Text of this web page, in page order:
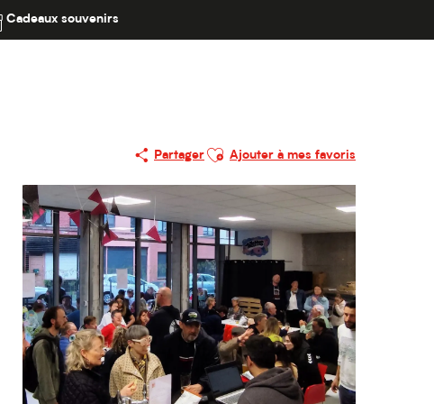
Cadeaux souvenirs
Partager
Ajouter aux favoris
Ajouter à mes favoris